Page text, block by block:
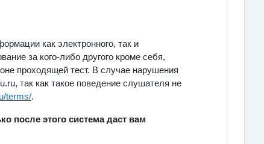
как электронного, так и
за кого-либо другого кроме себя,
проходящей тест. В случае нарушения
так как такое поведение слушателя не
terms/.
после этого система даст вам